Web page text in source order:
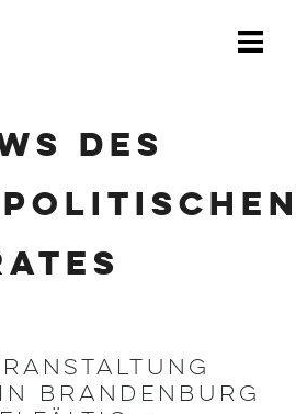
des
in Brandenburg